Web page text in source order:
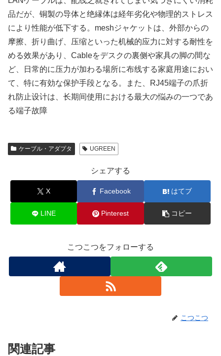
品だが、铜製の导体と绝縁体は経年劣化や物理的ストレス
により性能が低下する。meshジャケットは、外部からの
摩擦、折り曲げ、压缩といった机械的应力に対する耐性を
める效果があり、Cableをデスクの裏侧や家具の脚の間な
ど、日常的に压力が加わる場所に布线する家庭用途におい
て、特に有効な保护手段となる。また、RJ45端子の爪折
れ防止设计は、长期间使用における最大の悩みの一つであ
る端子故障
ケーブル・アダプタ UGREEN
シェアする
X Facebook はてブ
LINE Pinterest コピー
こつこつをフォローする
こつこつ
関連記事